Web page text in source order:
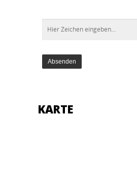
KARTE